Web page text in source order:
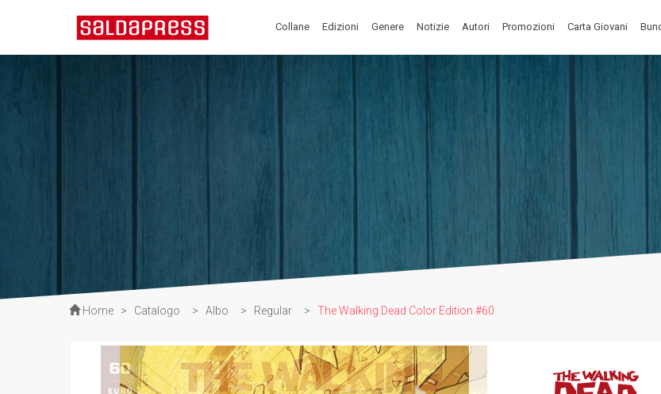
Collane Edizioni Genere Notizie Autori Promozioni Carta Giovani
Home > Catalogo > Albo > Regular > The Walking Dead Color Edition #60